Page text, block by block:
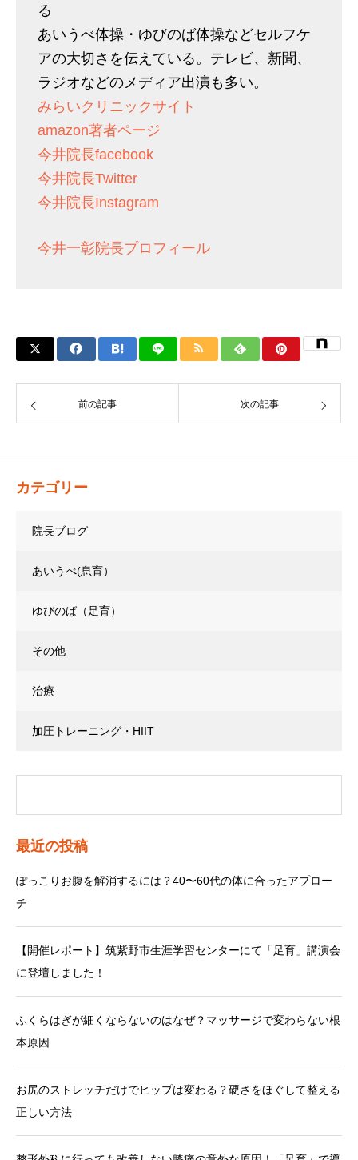
る
あいうべ体操・ゆびのば体操などセルフケ
アの大切さを伝えている。テレビ、新聞、
ラジオなどのメディア出演も多い。
みらいクリニックサイト
amazon著者ページ
今井院長facebook
今井院長Twitter
今井院長Instagram
今井一彰院長プロフィール
前の記事 次の記事
カテゴリー
院長ブログ
あいうべ(息育）
ゆびのば（足育）
その他
治療
加圧トレーニング・HIIT
最近の投稿
ぽっこりお腹を解消するには？40〜60代の体に合ったアプロー
チ
【開催レポート】筑紫野市生涯学習センターにて「足育」講演会
に登壇しました！
ふくらはぎが細くならないのはなぜ？マッサージで変わらない根
本原因
お尻のストレッチだけでヒップは変わる？硬さをほぐして整える
正しい方法